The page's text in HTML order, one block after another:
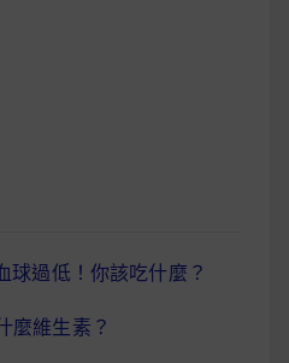
球過低！你該吃什麼？
麼維生素？